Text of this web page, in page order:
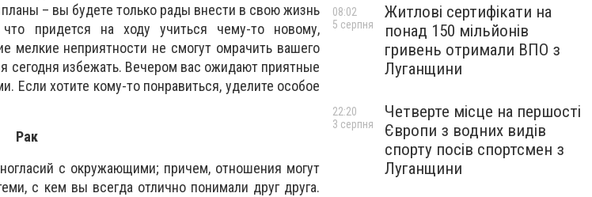
– вы будете только рады внести в свою жизнь
придется на ходу учиться чему-то новому,
мелкие неприятности не смогут омрачить вашего
сегодня избежать. Вечером вас ожидают приятные
Если хотите кому-то понравиться, уделите особое
Рак
с окружающими; причем, отношения могут
с кем вы всегда отлично понимали друг друга.
Житлові сертифікати на
понад 150 мільйонів
гривень отримали ВПО з
Луганщини
08:02
5 серпня
Четверте місце на першості
Європи з водних видів
спорту посів спортсмен з
Луганщини
22:20
3 серпня